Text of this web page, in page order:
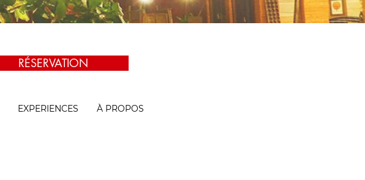
RÉSERVATION
EXPERIENCES À PROPOS